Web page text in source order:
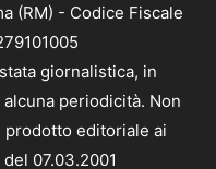
(RM) - Codice Fiscale
giornalistica, in
periodicità. Non
editoriale ai
07.03.2001